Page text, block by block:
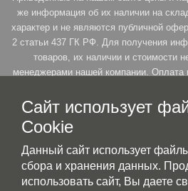
же информация об их наличии на
характер и не являются публичной
2 статьи 437 ГК РФ. Для получения
товаров, их наличии и стоимости
менеджерами нашей компании. Оплата
возможность пересмотра цены товара
3 ГК РФ
Политика
Сайт использует
Cookie
Данный сайт использует
сбора и хранения данных.
использовать сайт, Вы даете